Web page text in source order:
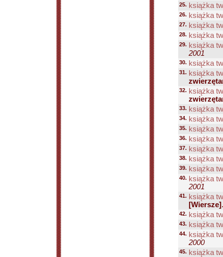
25. książka
26. książka
27. książka
28. książka
29. książka
2001
30. książka
31. książka
32. książka
33. książka
34. książka
35. książka
36. książka
37. książka
38. książka
39. książka
40. książka
2001
41. książka
[Wiersze].
42. książka
43. książka
44. książka
2000
45. książka